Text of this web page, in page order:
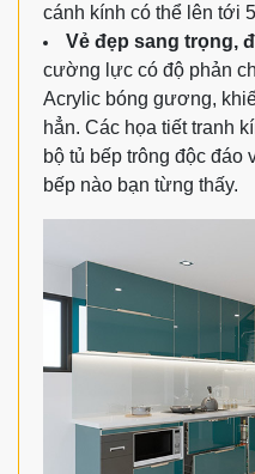
cánh kính có thể lên tới
Vẻ đẹp sang trọng,
cường lực có độ phản
Acrylic bóng gương,
hẳn. Các họa tiết tranh
bộ tủ bếp trông độc đáo
bếp nào bạn từng thấy.